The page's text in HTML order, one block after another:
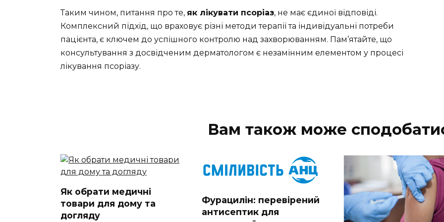
Таким чином, питання про те, як лікувати псоріаз, не має єдиної відповіді.
Комплексний підхід, що враховує різні методи терапії та індивідуальні потреби
пацієнта, є ключем до успішного контролю над захворюванням. Пам’ятайте, що
консультування з досвідченим дерматологом є незамінним елементом у процесі
лікування псоріазу.
Вам також може
Як обрати медичні
товари для дому та
догляду
Фурацилін: перевірений
антисептик для